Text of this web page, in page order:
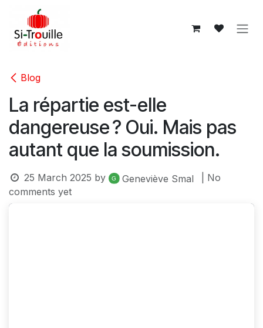
Skip to Content
Blog
La répartie est-elle
dangereuse ? Oui. Mais pas
autant que la soumission.
25 March 2025 by Geneviève Smal
| No
comments yet